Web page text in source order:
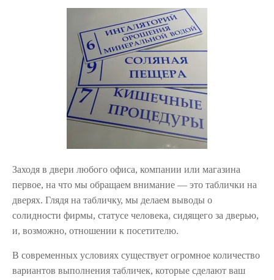
Заходя в двери любого офиса, компании или магазина
первое, на что мы обращаем внимание — это таблички на
дверях. Глядя на табличку, мы делаем выводы о
солидности фирмы, статусе человека, сидящего за дверью,
и, возможно, отношении к посетителю.
В современных условиях существует огромное количество
вариантов выполнения табличек, которые сделают ваш